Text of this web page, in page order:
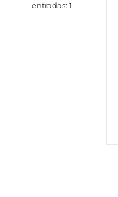
entradas: 1